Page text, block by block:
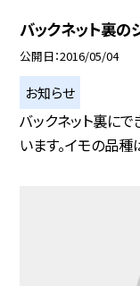
バックネット裏の
公開日 2016/05/04
お知らせ
バックネット裏にで
います。イモの品種